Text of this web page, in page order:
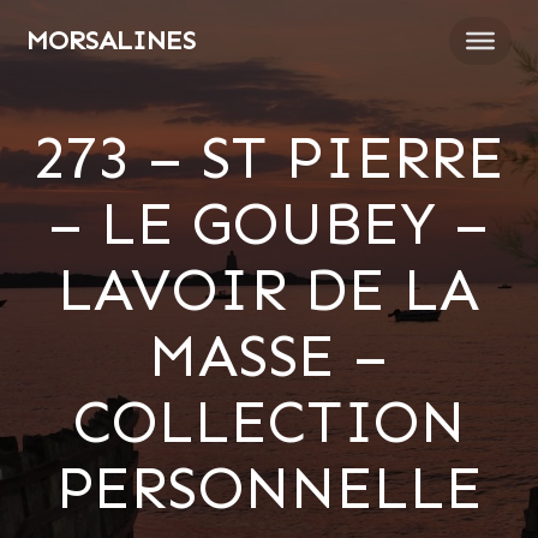
MORSALINES
273 – ST PIERRE
– LE GOUBEY –
LAVOIR DE LA
MASSE –
COLLECTION
PERSONNELLE